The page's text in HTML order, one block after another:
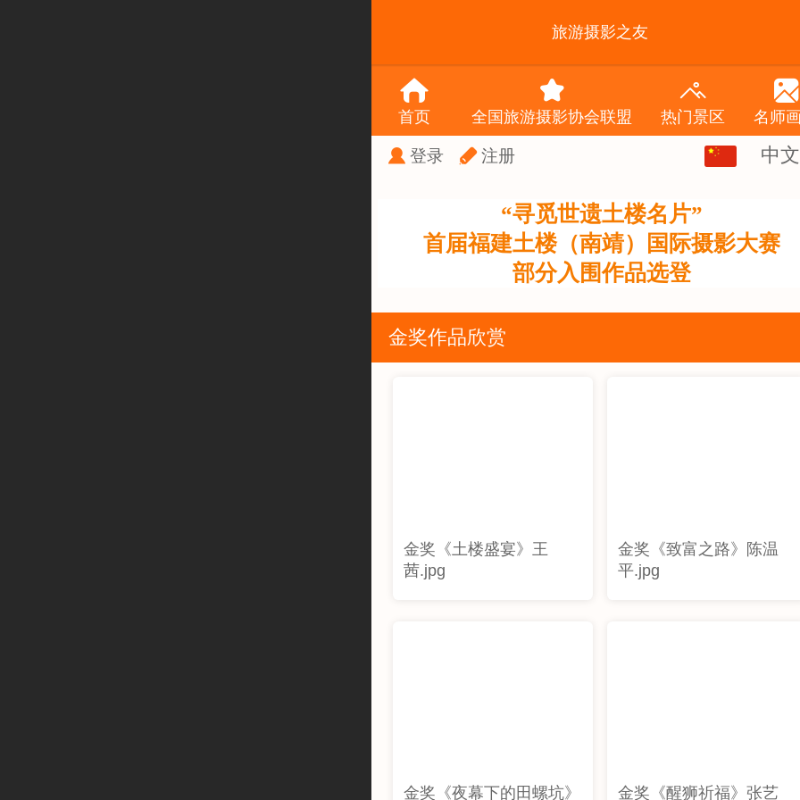
旅游摄影之友
首页 全国旅游摄影协会联盟 热门景区 名师
登录 注册 中文
中文
“寻觅世遗土楼名片”
首届福建土楼（南靖）国际摄影大赛
部分入围作品选登
金奖作品欣赏
金奖《土楼盛宴》王
茜.jpg
金奖《致富之路》陈温
平.jpg
金奖《夜幕下的田螺坑》 金奖《醒狮祈福》张艺